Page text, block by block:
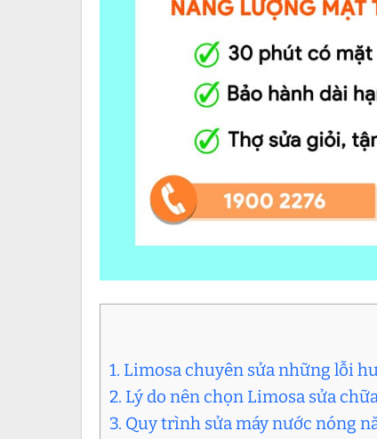
1. Limosa chuyên sửa những lỗi
2. Lý do nên chọn Limosa sửa
3. Quy trình sửa máy nước nóng